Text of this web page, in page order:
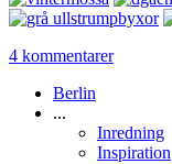
4 kommentarer
Berlin
...
Inredning
Inspiration